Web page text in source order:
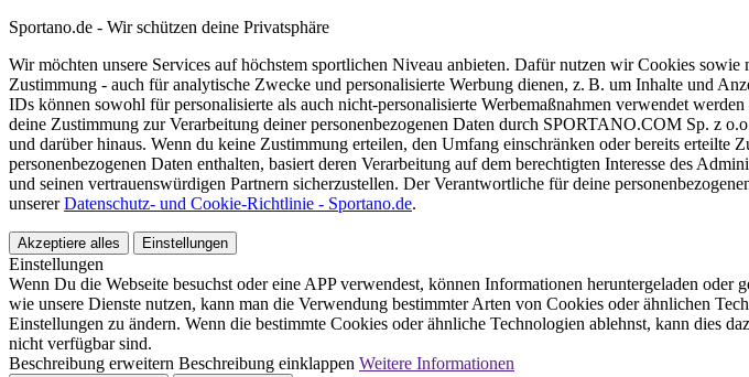
Sportano.de - Wir schützen deine Privatsphäre
Wir möchten unsere Services auf höchstem sportlichen Niveau anbieten. Dafür nutzen wir Cookies
Zustimmung - auch für analytische Zwecke und personalisierte Werbung dienen, z. B. um Inhalte und
IDs können sowohl für personalisierte als auch nicht-personalisierte Werbemaßnahmen verwendet
deine Zustimmung zur Verarbeitung deiner personenbezogenen Daten durch SPORTANO.COM Sp. z
und darüber hinaus. Wenn du keine Zustimmung erteilen, den Umfang einschränken oder bereits
personenbezogenen Daten enthalten, basiert deren Verarbeitung auf dem berechtigten Interesse des
und seinen vertrauenswürdigen Partnern sicherzustellen. Der Verantwortliche für deine
unsererDatenschutz- und Cookie-Richtlinie - Sportano.de.
Akzeptiere alles Einstellungen
Einstellungen
Wenn Du die Webseite besuchst oder eine APP verwendest, können Informationen heruntergeladen
wie unsere Dienste nutzen, kann man die Verwendung bestimmter Arten von Cookies oder ähnlichen
Einstellungen zu ändern. Wenn die bestimmte Cookies oder ähnliche Technologien ablehnst, kann dies
nicht verfügbar sind.
Beschreibung erweitern Beschreibung einklappen Weitere Informationen